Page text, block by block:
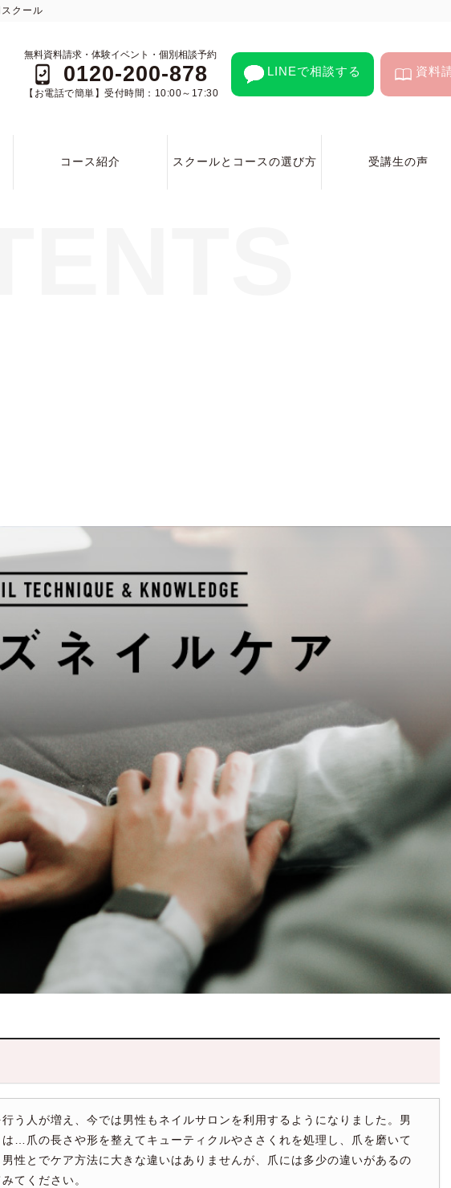
クール
無料資料請求・体験イベント・個別相談予約
0120-200-878
【お電話で簡単】受付時間：10:00～17:30
LINEで相談する 資料
コース紹介 スクールとコースの選び方 受講生の声
う人が増え、今では男性もネイルサロンを利用するようになりました。男
…爪の長さや形を整えてキューティクルやささくれを処理し、爪を磨いて
性とでケア方法に大きな違いはありませんが、爪には多少の違いがあるの
てください。